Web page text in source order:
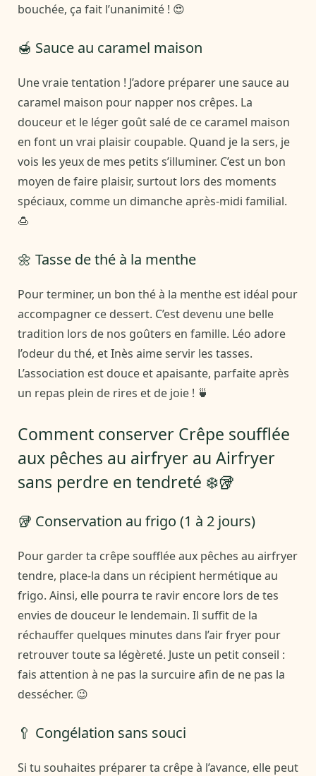
bouchée, ça fait l’unanimité ! 😍
🍯 Sauce au caramel maison
Une vraie tentation ! J’adore préparer une sauce au
caramel maison pour napper nos crêpes. La
douceur et le léger goût salé de ce caramel maison
en font un vrai plaisir coupable. Quand je la sers, je
vois les yeux de mes petits s’illuminer. C’est un bon
moyen de faire plaisir, surtout lors des moments
spéciaux, comme un dimanche après-midi familial.
🍮
🌼 Tasse de thé à la menthe
Pour terminer, un bon thé à la menthe est idéal pour
accompagner ce dessert. C’est devenu une belle
tradition lors de nos goûters en famille. Léo adore
l’odeur du thé, et Inès aime servir les tasses.
L’association est douce et apaisante, parfaite après
un repas plein de rires et de joie ! 🍵
Comment conserver Crêpe soufflée
aux pêches au airfryer au Airfryer
sans perdre en tendreté ❄️🥡
🥡 Conservation au frigo (1 à 2 jours)
Pour garder ta crêpe soufflée aux pêches au airfryer
tendre, place-la dans un récipient hermétique au
frigo. Ainsi, elle pourra te ravir encore lors de tes
envies de douceur le lendemain. Il suffit de la
réchauffer quelques minutes dans l’air fryer pour
retrouver toute sa légèreté. Juste un petit conseil :
fais attention à ne pas la surcuire afin de ne pas la
dessécher. 😉
🥄 Congélation sans souci
Si tu souhaites préparer ta crêpe à l’avance, elle peut